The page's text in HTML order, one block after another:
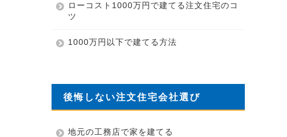
ローコスト1000万円で建てる注文住宅のコ
ツ
1000万円以下で建てる方法
後悔しない注文住宅会社選び
地元の工務店で家を建てる